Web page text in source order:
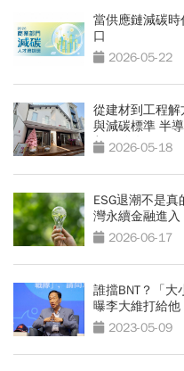
當供應鏈減碳
口
2026-05-22
從建材到工程解
與減碳標準 半
都開始改用 ALC
2026-05-18
ESG退潮不是
灣永續金融進入
2026-06-17
誰擋BNT？「
曝李大維打給他
2023-05-09